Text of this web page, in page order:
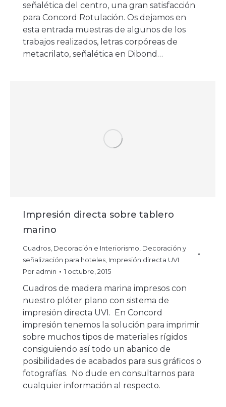
señalética del centro, una gran satisfacción
para Concord Rotulación. Os dejamos en
esta entrada muestras de algunos de los
trabajos realizados, letras corpóreas de
metacrilato, señalética en Dibond…
Impresión directa sobre tablero
marino
Cuadros, Decoración e Interiorismo, Decoración y
señalización para hoteles, Impresión directa UVI
Por admin 1 octubre, 2015
Cuadros de madera marina impresos con
nuestro plóter plano con sistema de
impresión directa UVI. En Concord
impresión tenemos la solución para imprimir
sobre muchos tipos de materiales rígidos
consiguiendo así todo un abanico de
posibilidades de acabados para sus gráficos o
fotografías. No dude en consultarnos para
cualquier información al respecto.